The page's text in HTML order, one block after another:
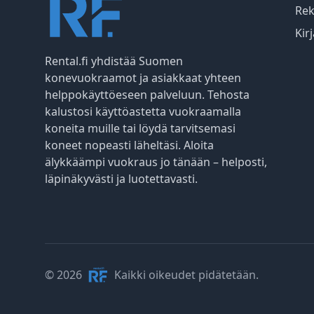
Rental.fi yhdistää Suomen
konevuokraamot ja asiakkaat yhteen
helppokäyttöeseen palveluun. Tehosta
kalustosi käyttöastetta vuokraamalla
koneita muille tai löydä tarvitsemasi
koneet nopeasti läheltäsi. Aloita
älykkäämpi vuokraus jo tänään – helposti,
läpinäkyvästi ja luotettavasti.
© 2026 Kaikki oikeudet pidätetään.